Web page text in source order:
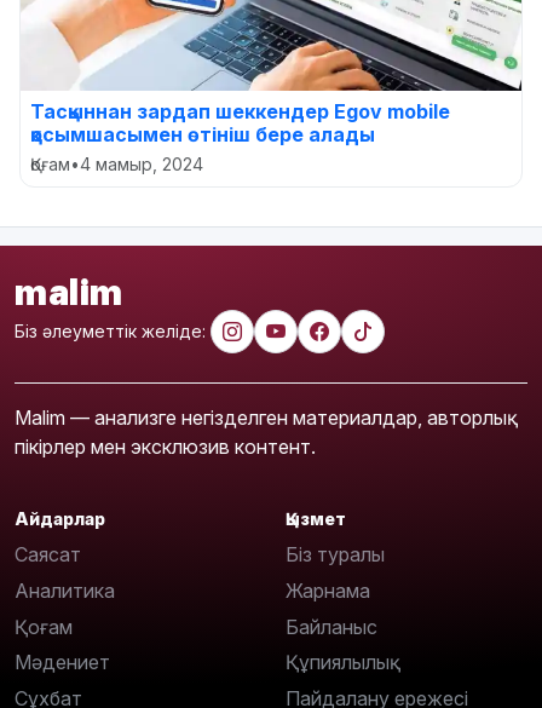
Тасқыннан зардап шеккендер Egov mobile
қосымшасымен өтініш бере алады
Қоғам•4 мамыр, 2024
malim
Біз әлеуметтік желіде:
Malim — анализге негізделген материалдар, авторлық
пікірлер мен эксклюзив контент.
Айдарлар
Саясат
Аналитика
Қоғам
Мәдениет
Сұхбат
Қызмет
Біз туралы
Жарнама
Байланыс
Құпиялылық
Пайдалану ережесі